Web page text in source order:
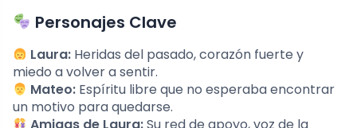
Personajes Clave
Laura: Heridas del pasado, corazón fuerte y
miedo a volver a sentir.
Mateo: Espíritu libre que no esperaba encontrar
un motivo para quedarse.